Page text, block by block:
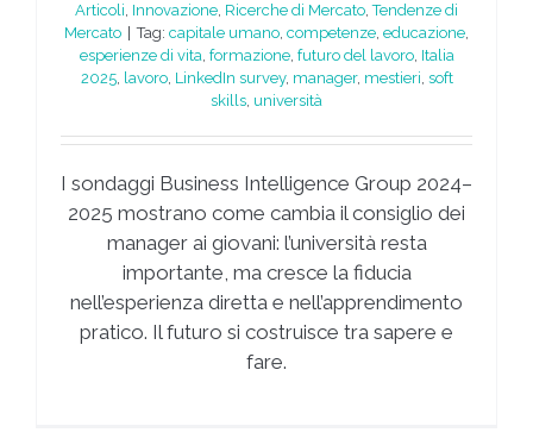
Articoli, Innovazione, Ricerche di Mercato,Tendenze di
Mercato
Tag: capitale umano, competenze, educazione,
esperienze di vita, formazione, futuro del lavoro, Italia
2025, lavoro, LinkedIn survey, manager, mestieri, soft
skills, università
I sondaggi Business Intelligence Group 2024–
2025 mostrano come cambia il consiglio dei
manager ai giovani: l’università resta
importante, ma cresce la fiducia
nell’esperienza diretta e nell’apprendimento
pratico. Il futuro si costruisce tra sapere e
fare.